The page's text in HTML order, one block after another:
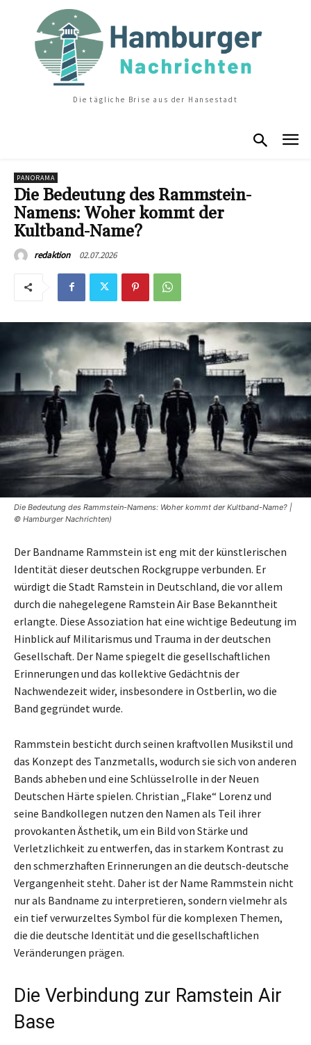
Die tägliche Brise aus der Hansestadt
PANORAMA
Die Bedeutung des Rammstein-
Namens: Woher kommt der
Kultband-Name?
redaktion 02.07.2026
Die Bedeutung des Rammstein-Namens: Woher kommt der Kultband-Name? |
© Hamburger Nachrichten)
Der Bandname Rammstein ist eng mit der künstlerischen
Identität dieser deutschen Rockgruppe verbunden. Er
würdigt die Stadt Ramstein in Deutschland, die vor allem
durch die nahegelegene Ramstein Air Base Bekanntheit
erlangte. Diese Assoziation hat eine wichtige Bedeutung im
Hinblick auf Militarismus und Trauma in der deutschen
Gesellschaft. Der Name spiegelt die gesellschaftlichen
Erinnerungen und das kollektive Gedächtnis der
Nachwendezeit wider, insbesondere in Ostberlin, wo die
Band gegründet wurde.
Rammstein besticht durch seinen kraftvollen Musikstil und
das Konzept des Tanzmetalls, wodurch sie sich von anderen
Bands abheben und eine Schlüsselrolle in der Neuen
Deutschen Härte spielen. Christian „Flake“ Lorenz und
seine Bandkollegen nutzen den Namen als Teil ihrer
provokanten Ästhetik, um ein Bild von Stärke und
Verletzlichkeit zu entwerfen, das in starkem Kontrast zu
den schmerzhaften Erinnerungen an die deutsch-deutsche
Vergangenheit steht. Daher ist der Name Rammstein nicht
nur als Bandname zu interpretieren, sondern vielmehr als
ein tief verwurzeltes Symbol für die komplexen Themen,
die die deutsche Identität und die gesellschaftlichen
Veränderungen prägen.
Die Verbindung zur Ramstein Air
Base